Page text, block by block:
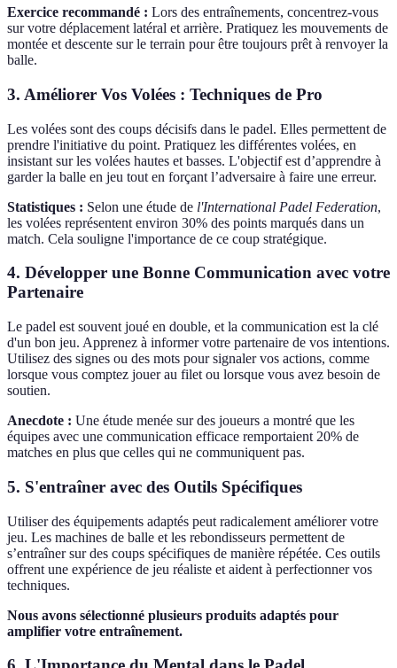
Exercice recommandé : Lors des entraînements, concentrez-vous
sur votre déplacement latéral et arrière. Pratiquez les mouvements de
montée et descente sur le terrain pour être toujours prêt à renvoyer la
balle.
3. Améliorer Vos Volées : Techniques de Pro
Les volées sont des coups décisifs dans le padel. Elles permettent de
prendre l'initiative du point. Pratiquez les différentes volées, en
insistant sur les volées hautes et basses. L'objectif est d’apprendre à
garder la balle en jeu tout en forçant l’adversaire à faire une erreur.
Statistiques : Selon une étude de l'International Padel Federation,
les volées représentent environ 30% des points marqués dans un
match. Cela souligne l'importance de ce coup stratégique.
4. Développer une Bonne Communication avec votre
Partenaire
Le padel est souvent joué en double, et la communication est la clé
d'un bon jeu. Apprenez à informer votre partenaire de vos intentions.
Utilisez des signes ou des mots pour signaler vos actions, comme
lorsque vous comptez jouer au filet ou lorsque vous avez besoin de
soutien.
Anecdote : Une étude menée sur des joueurs a montré que les
équipes avec une communication efficace remportaient 20% de
matches en plus que celles qui ne communiquent pas.
5. S'entraîner avec des Outils Spécifiques
Utiliser des équipements adaptés peut radicalement améliorer votre
jeu. Les machines de balle et les rebondisseurs permettent de
s’entraîner sur des coups spécifiques de manière répétée. Ces outils
offrent une expérience de jeu réaliste et aident à perfectionner vos
techniques.
Nous avons sélectionné plusieurs produits adaptés pour
amplifier votre entraînement.